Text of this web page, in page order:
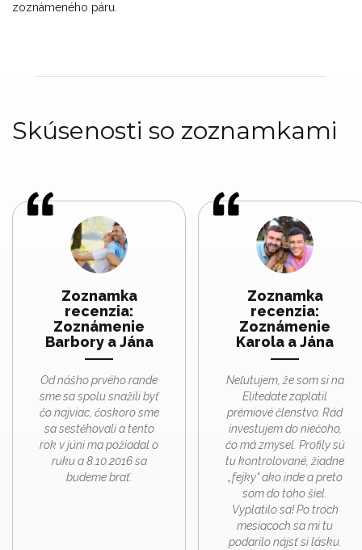
zoznámeného páru.
Skúsenosti so zoznamkami
Zoznamka
recenzia:
Zoznámenie
Barbory a Jána
Od nášho prvého rande
sme sa spolu snažili byť
čo najviac, čoskoro sme
sa sestěhovali a tento
rok v júni ma požiadal o
ruku a 8.10.2016 sa
budeme brať.
Zoznamka
recenzia:
Zoznámenie
Karola a Jána
Neľutujem, že som si na
Elitedate zaplatil
prémiové členstvo. Rád
investujem do niečoho,
čo má zmysel. Profily sú
tu kontrolované, žiadne
„fejky“ ako inde a preto
som do toho šiel.
Vyplatilo sa! Po troch
mesiacoch sa mi tu
podarilo nájsť si lásku.